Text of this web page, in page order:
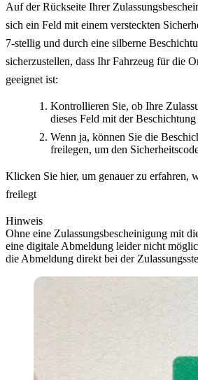
Auf der Rückseite Ihrer
sich ein Feld mit einem versteckten
7-stellig und durch eine silberne
sicherzustellen, dass Ihr Fahrzeug für die
geeignet ist:
Kontrollieren Sie, ob Ihre
dieses Feld mit der Beschichtung
Wenn ja, können Sie die
freilegen, um den
Klicken Sie hier, um genauer zu erfahren,
freilegt
Hinweis
Ohne eine Zulassungsbescheinigung mit
eine digitale Abmeldung leider nicht
die Abmeldung direkt bei der